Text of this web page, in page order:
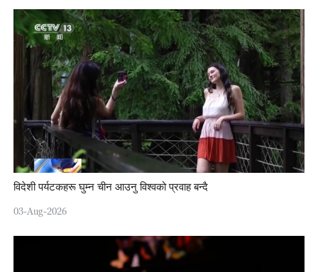
विदेशी पर्यटकहरू घुम्न चीन आउनु विश्वको प्रवाह बन्दै
03-Aug-2026